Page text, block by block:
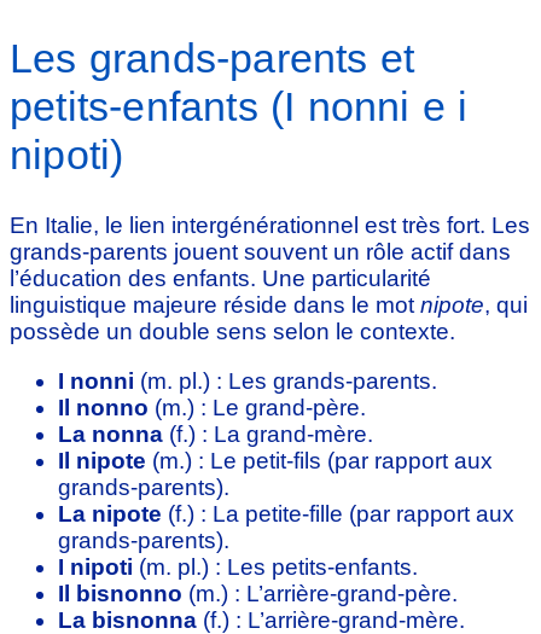
Les grands-parents et
petits-enfants (I nonni e i
nipoti)
En Italie, le lien intergénérationnel est très fort. Les
grands-parents jouent souvent un rôle actif dans
l’éducation des enfants. Une particularité
linguistique majeure réside dans le mot nipote, qui
possède un double sens selon le contexte.
I nonni (m. pl.) : Les grands-parents.
Il nonno (m.) : Le grand-père.
La nonna (f.) : La grand-mère.
Il nipote (m.) : Le petit-fils (par rapport aux
grands-parents).
La nipote (f.) : La petite-fille (par rapport aux
grands-parents).
I nipoti (m. pl.) : Les petits-enfants.
Il bisnonno (m.) : L’arrière-grand-père.
La bisnonna (f.) : L’arrière-grand-mère.